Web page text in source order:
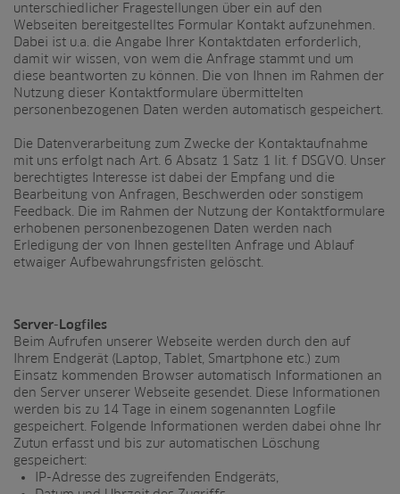
unterschiedlicher Fragestellungen über ein auf den
Webseiten bereitgestelltes Formular Kontakt aufzunehmen.
Dabei ist u.a. die Angabe Ihrer Kontaktdaten erforderlich,
damit wir wissen, von wem die Anfrage stammt und um
diese beantworten zu können. Die von Ihnen im Rahmen der
Nutzung dieser Kontaktformulare übermittelten
personenbezogenen Daten werden automatisch gespeichert.
Die Datenverarbeitung zum Zwecke der Kontaktaufnahme
mit uns erfolgt nach Art. 6 Absatz 1 Satz 1 lit. f DSGVO. Unser
berechtigtes Interesse ist dabei der Empfang und die
Bearbeitung von Anfragen, Beschwerden oder sonstigem
Feedback. Die im Rahmen der Nutzung der Kontaktformulare
erhobenen personenbezogenen Daten werden nach
Erledigung der von Ihnen gestellten Anfrage und Ablauf
etwaiger Aufbewahrungsfristen gelöscht.
Server-Logfiles
Beim Aufrufen unserer Webseite werden durch den auf
Ihrem Endgerät (Laptop, Tablet, Smartphone etc.) zum
Einsatz kommenden Browser automatisch Informationen an
den Server unserer Webseite gesendet. Diese Informationen
werden bis zu 14 Tage in einem sogenannten Logfile
gespeichert. Folgende Informationen werden dabei ohne Ihr
Zutun erfasst und bis zur automatischen Löschung
gespeichert:
IP-Adresse des zugreifenden Endgeräts,